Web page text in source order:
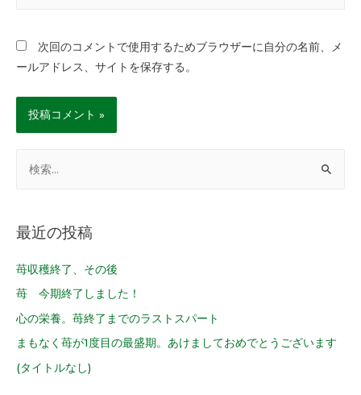
次回のコメントで使用するためブラウザーに自分の名前、メ
ールアドレス、サイトを保存する。
最近の投稿
苺収穫終了、その後
苺 今期終了しました！
心の栄養。苺終了までのラストスパート
まもなく苺が1度目の最盛期。あけましておめでとうございます
(タイトルなし)